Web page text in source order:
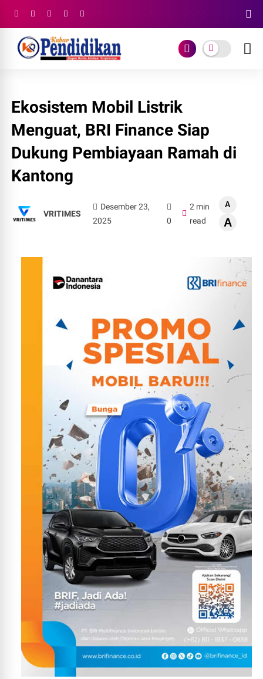
Ekosistem Mobil Listrik
Menguat, BRI Finance Siap
Dukung Pembiayaan Ramah di
Kantong
VRITIMES
Desember 23,
2025
0
2 min
read
A
A